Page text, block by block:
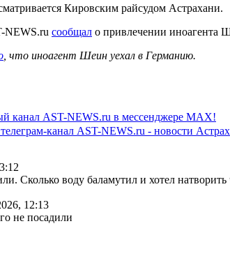
Кировским райсудом Астрахани.
NEWS.ru сообщал о привлечении иноагента
, что иноагент Шеин уехал в Германию.
канал AST-NEWS.ru в мессенджере MAX!
канал AST-NEWS.ru - новости
Сколько воду баламутил и хотел натворить
12:13
не посадили